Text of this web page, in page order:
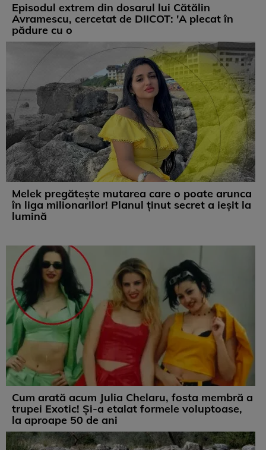
Episodul extrem din dosarul lui Cătălin
Avramescu, cercetat de DIICOT: 'A plecat în
pădure cu o
Melek pregătește mutarea care o poate arunca
în liga milionarilor! Planul ținut secret a ieșit la
lumină
Cum arată acum Julia Chelaru, fosta membră a
trupei Exotic! Și-a etalat formele voluptoase,
la aproape 50 de ani